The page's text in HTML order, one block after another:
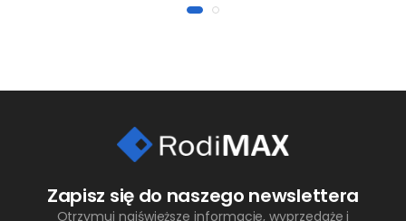
Zapisz się do naszego newslettera
Otrzymuj najświeższe informacje, wyprzedaże i